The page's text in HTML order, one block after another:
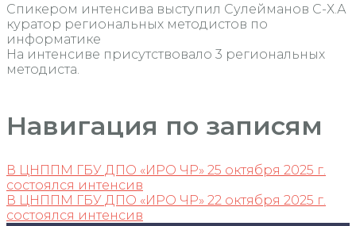
Спикером интенсива выступил Сулейманов С-Х.А
куратор региональных методистов по
информатике
На интенсиве присутствовало 3 региональных
методиста.
Навигация по записям
В ЦНППМ ГБУ ДПО «ИРО ЧР» 25 октября 2025 г.
состоялся интенсив
В ЦНППМ ГБУ ДПО «ИРО ЧР» 22 октября 2025 г.
состоялся интенсив